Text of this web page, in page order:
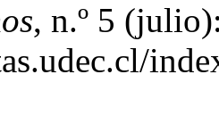
, n.º 5